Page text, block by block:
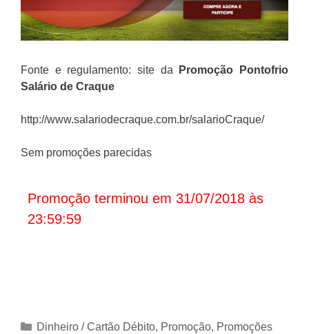
Fonte e regulamento: site da Promoção
Pontofrio
Salário de Craque
http://www.salariodecraque.com.br/salarioCraque/
Sem promoções parecidas
Promoção terminou em 31/07/2018 às
23:59:59
Categorias
Dinheiro / Cartão Débito, Promoção, Promoções